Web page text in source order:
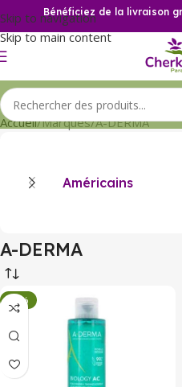
Skip to navigation
Skip to main content
Bénéficiez de la livraison
Accueil Marques A-DERMA
Américains
A-DERMA
-33%